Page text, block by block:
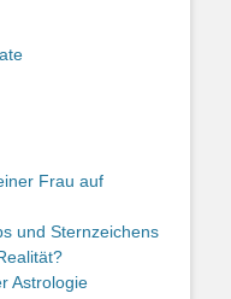
Frau auf
und Sternzeichens
Astrologie